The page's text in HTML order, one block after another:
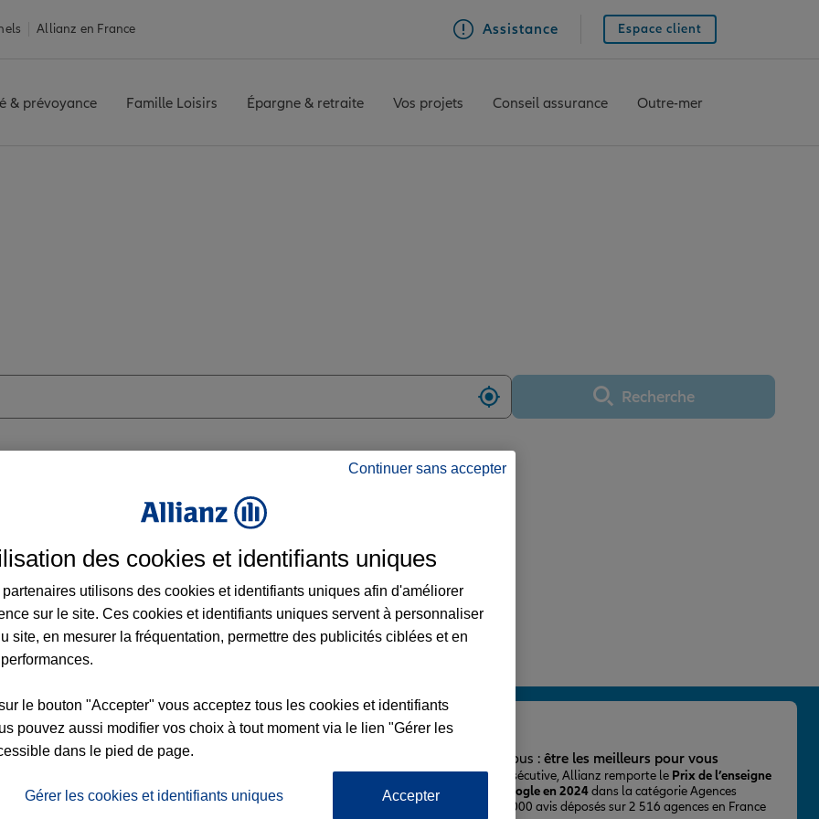
Allianz en France Assistance Espace client
& prévoyance Famille Loisirs Épargne & retraite Vos projets Conseil assurance Outre-mer
Utiliser ma positionRecherche
REPUBLIQUE
- 18:00
Voir l'agence
REPUBLIQUE
L'important pour nous : être les meilleurs pour vous
Pour la 2ème fois consécutive, Allianz remporte le Prix de l’enseigne
la mieux notée sur Google en 2024dans la catégorie Agences
d’Assurance, avec 43 000 avis déposés sur 2 516 agences en France
Continuer sans accepter
des cookies et identifiants uniques
partenaires utilisons des cookies et identifiants uniques afin d'améliorer
sur le site. Ces cookies et identifiants uniques servent à personnaliser
site, en mesurer la fréquentation, permettre des publicités ciblées et en
le bouton "Accepter" vous acceptez tous les cookies et identifiants
pouvez aussi modifier vos choix à tout moment via le lien "Gérer les
dans le pied de page.
Gérer les cookies et identifiants uniques Accepter